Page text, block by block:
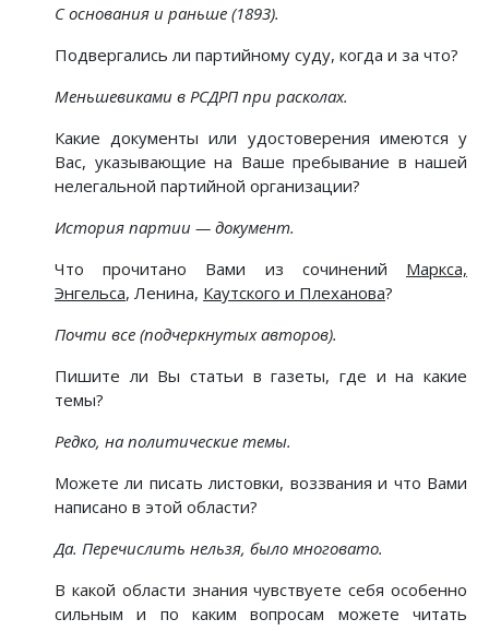
С основания и раньше (1893).
Подвергались ли партийному суду, когда и за что?
Меньшевиками в РСДРП при расколах.
Какие документы или удостоверения имеются у
Вас, указывающие на Ваше пребывание в нашей
нелегальной партийной организации?
История партии — документ.
Что прочитано Вами из сочинений Маркса,
Энгельса, Ленина, Каутского и Плеханова?
Почти все (подчеркнутых авторов).
Пишите ли Вы статьи в газеты, где и на какие
темы?
Редко, на политические темы.
Можете ли писать листовки, воззвания и что Вами
написано в этой области?
Да. Перечислить нельзя, было многовато.
В какой области знания чувствуете себя особенно
сильным и по каким вопросам можете читать